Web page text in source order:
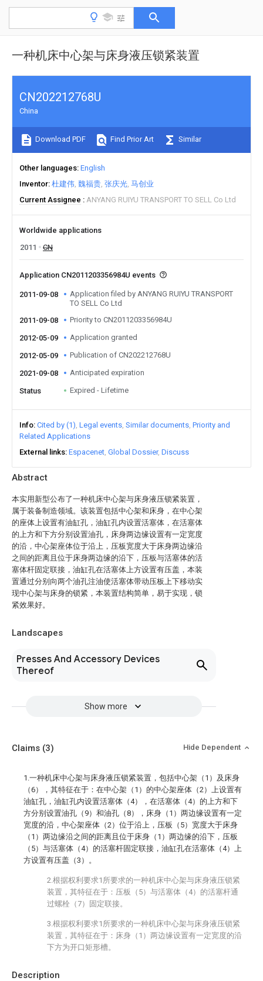
一种机床中心架与床身液压锁紧装置
Abstract
本实用新型公布了一种机床中心架与床身液压锁紧装置，
属于装备制造领域。该装置包括中心架和床身，在中心架
的座体上设置有油缸孔，油缸孔内设置活塞体，在活塞体
的上方和下方分别设置油孔，床身两边缘设置有一定宽度
的沿，中心架座体位于沿上，压板宽度大于床身两边缘沿
之间的距离且位于床身两边缘的沿下，压板与活塞体的活
塞体杆固定联接，油缸孔在活塞体上方设置有压盖，本装
置通过分别向两个油孔注油使活塞体带动压板上下移动实
现中心架与床身的锁紧，本装置结构简单，易于实现，锁
紧效果好。
Landscapes
Presses And Accessory Devices
Thereof
Show more
CN202212768U
China
Download PDF Find Prior Art Similar
Other languages English
Inventor 杜建伟 魏福贵 张庆光 马创业
Current Assignee
ANYANG RUIYU TRANSPORT TO SELL Co Ltd
Worldwide applications
2011
CN
Application CN2011203356984U events
2011-09-08
Application filed by ANYANG RUIYU TRANSPORT
TO SELL Co Ltd
2011-09-08
Priority to CN2011203356984U
2012-05-09 Application granted
2012-05-09 Publication of CN202212768U
2021-09-08 Anticipated expiration
Status Expired - Lifetime
Info Cited by (1) Legal events Similar documents Priority and
Related Applications
External links Espacenet Global Dossier Discuss
Description
Claims (3) Hide Dependent
1.一种机床中心架与床身液压锁紧装置，包括中心架（1）及床身
（6），其特征在于：在中心架（1）的中心架座体（2）上设置有
油缸孔，油缸孔内设置活塞体（4），在活塞体（4）的上方和下
方分别设置油孔（9）和油孔（8），床身（1）两边缘设置有一定
宽度的沿，中心架座体（2）位于沿上，压板（5）宽度大于床身
（1）两边缘沿之间的距离且位于床身（1）两边缘的沿下，压板
（5）与活塞体（4）的活塞杆固定联接，油缸孔在活塞体（4）上
方设置有压盖（3）。
2.根据权利要求1所要求的一种机床中心架与床身液压锁紧
装置，其特征在于：压板（5）与活塞体（4）的活塞杆通
过螺栓（7）固定联接。
3.根据权利要求1所要求的一种机床中心架与床身液压锁紧
装置，其特征在于：床身（1）两边缘设置有一定宽度的沿
下方为开口矩形槽。